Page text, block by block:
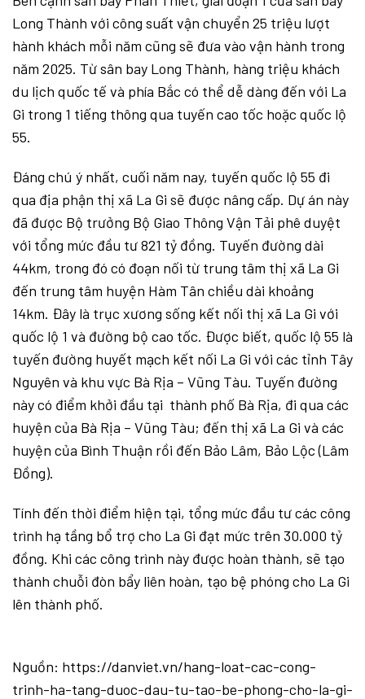
Long Thành với công suất vận chuyển 25 triệu lượt
hành khách mỗi năm cũng sẽ đưa vào vận hành trong
năm 2025. Từ sân bay Long Thành, hàng triệu khách
du lịch quốc tế và phía Bắc có thể dễ dàng đến với La
Gi trong 1 tiếng thông qua tuyến cao tốc hoặc quốc lộ
55.
Đáng chú ý nhất, cuối năm nay, tuyến quốc lộ 55 đi
qua địa phận thị xã La Gi sẽ được nâng cấp. Dự án này
đã được Bộ trưởng Bộ Giao Thông Vận Tải phê duyệt
với tổng mức đầu tư 821 tỷ đồng. Tuyến đường dài
44km, trong đó có đoạn nối từ trung tâm thị xã La Gi
đến trung tâm huyện Hàm Tân chiều dài khoảng
14km. Đây là trục xương sống kết nối thị xã La Gi với
quốc lộ 1 và đường bộ cao tốc. Được biết, quốc lộ 55 là
tuyến đường huyết mạch kết nối La Gi với các tỉnh Tây
Nguyên và khu vực Bà Rịa – Vũng Tàu. Tuyến đường
này có điểm khởi đầu tại thành phố Bà Rịa, đi qua các
huyện của Bà Rịa – Vũng Tàu; đến thị xã La Gi và các
huyện của Bình Thuận rồi đến Bảo Lâm, Bảo Lộc (Lâm
Đồng).
Tính đến thời điểm hiện tại, tổng mức đầu tư các công
trình hạ tầng bổ trợ cho La Gi đạt mức trên 30.000 tỷ
đồng. Khi các công trình này được hoàn thành, sẽ tạo
thành chuỗi đòn bẩy liên hoàn, tạo bệ phóng cho La Gi
lên thành phố.
Nguồn: https://danviet.vn/hang-loat-cac-cong-
trinh-ha-tang-duoc-dau-tu-tao-be-phong-cho-la-gi-